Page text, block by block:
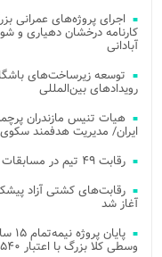
اجرای پروژه‌های عمرانی
کارنامه درخشان دهیاری و
آبادانی
توسعه زیرساخت‌های
رویدادهای بین‌المللی
هیات تنیس مازندران
ایران/ مدیریت هدفمند
رقابت ۴۹ تیم در مسابقات ۲۰۰ امتیازی تنیس ساحلی کشور در مازندران
آغاز شد
وسطی کلا بزرگ با اعتبار ۵۴۰ میلیاردی